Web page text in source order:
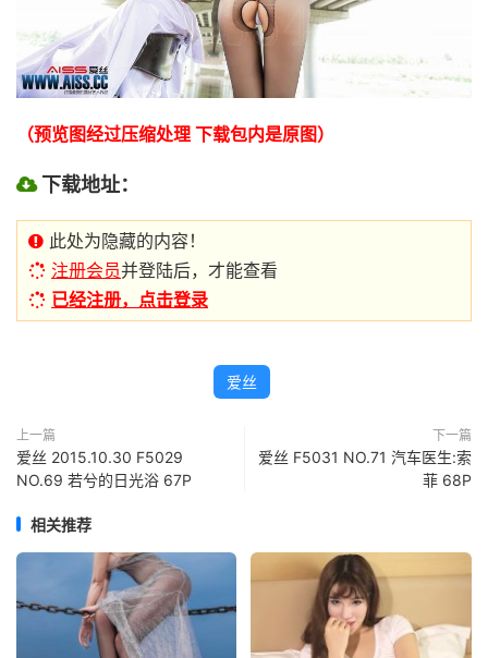
（预览图经过压缩处理 下载包内是原图）
下载地址：
此处为隐藏的内容！
注册会员并登陆后，才能查看
已经注册，点击登录
爱丝
上一篇
爱丝 2015.10.30 F5029
NO.69 若兮的日光浴 67P
下一篇
爱丝 F5031 NO.71 汽车医生:索
菲 68P
相关推荐